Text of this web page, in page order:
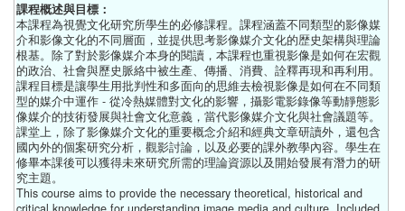
課程概述與目標：
本課程為視覺文化研究所學生的必修課程。課程涵蓋不同類型的影像媒
介和影像文化的不同層面，並提供思考影像媒介文化的歴史架構與理論
根基。除了對於影像媒介本身的閱讀，本課程也重視影像是如何在宏觀
的政治、社會與歷史脈絡中被生產、傳播、消費、詮釋再現和再利用。
課程目標是讓學生用批判性和多面向的思維去檢視影像是如何在不同類
型的媒介中運作 - 從冷熱媒體對文化的影響，攝影電影錄像等動靜態影
像媒介的技術發展與社會文化意義，當代影像媒介文化與社會議題等。
課堂上，除了影像媒介文化的重要概念介紹和經典文章研讀外，還包含
國內外的個案研究分析，觀影討論，以及必要的課外教學內容。學生在
修畢本課後可以獲得未來研究所需的理論資源以及開始發展有潛力的研
究主題。
This course aims to provide the necessary theoretical, historical and